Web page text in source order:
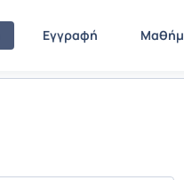
Εγγραφή